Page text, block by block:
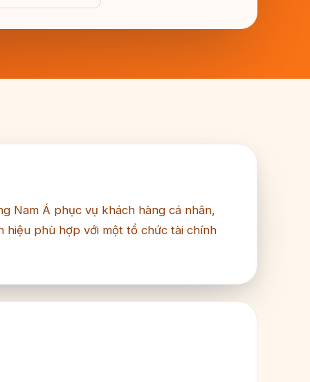
Nam Á phục vụ khách hàng cá nhân,
hiệu phù hợp với một tổ chức tài chính